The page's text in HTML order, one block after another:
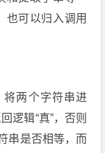
也可以归入调用
将两个字符串进
逻辑“真”，否则
串是否相等，而